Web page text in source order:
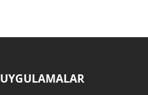
UYGULAMALAR